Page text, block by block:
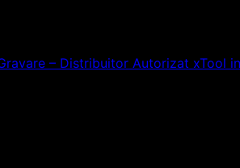
– Distribuitor Autorizat xTool